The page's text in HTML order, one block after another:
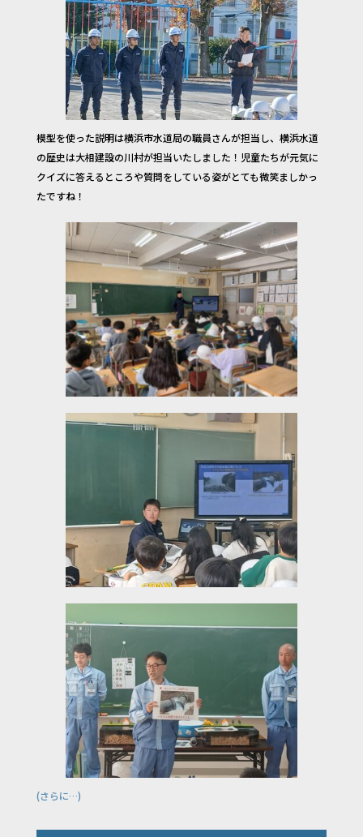
模型を使った説明は横浜市水道局の職員さんが担当し、横浜水道
の歴史は大相建設の川村が担当いたしました！児童たちが元気に
クイズに答えるところや質問をしている姿がとても微笑ましかっ
たですね！
(さらに…)